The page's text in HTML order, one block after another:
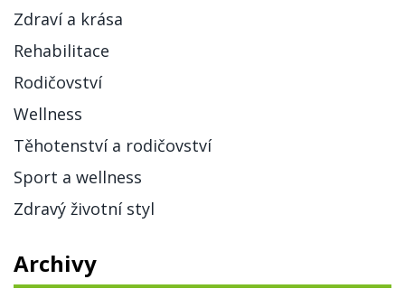
Zdraví a krása
Rehabilitace
Rodičovství
Wellness
Těhotenství a rodičovství
Sport a wellness
Zdravý životní styl
Archivy